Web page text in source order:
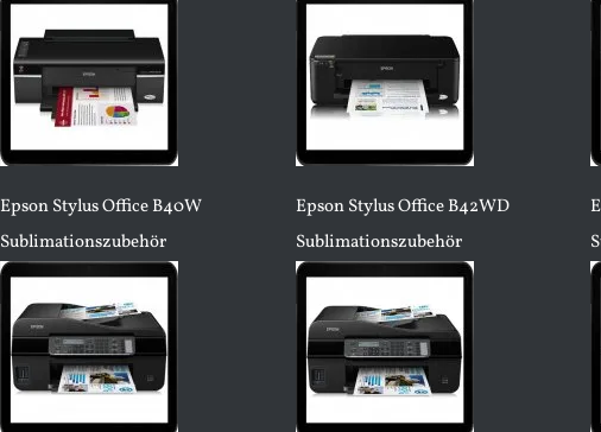
Epson Stylus Office B40W
Sublimationszubehör
Epson Stylus Office B42WD
Sublimationszubehör